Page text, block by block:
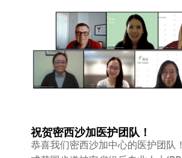
祝贺密西沙加医护团队！
恭喜我们密西沙加中心的医护团队